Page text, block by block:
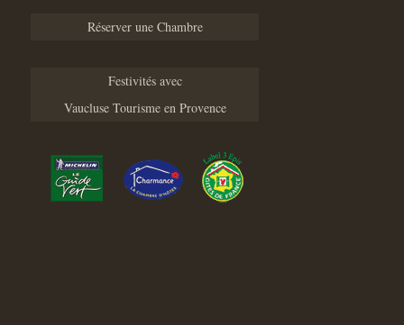
Réserver une Chambre
Festivités avec
Vaucluse Tourisme en Provence